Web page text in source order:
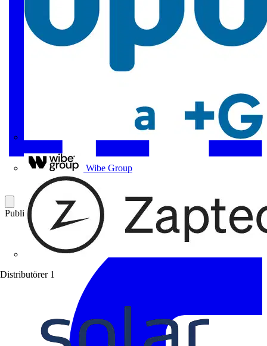
Wibe Group
Distributörer 1
Publicerad: 5 februari 2007 Kategori: Branschnyheter